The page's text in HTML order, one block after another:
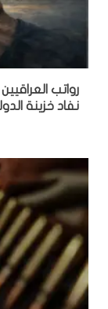
رواتب
نفاد خزينة